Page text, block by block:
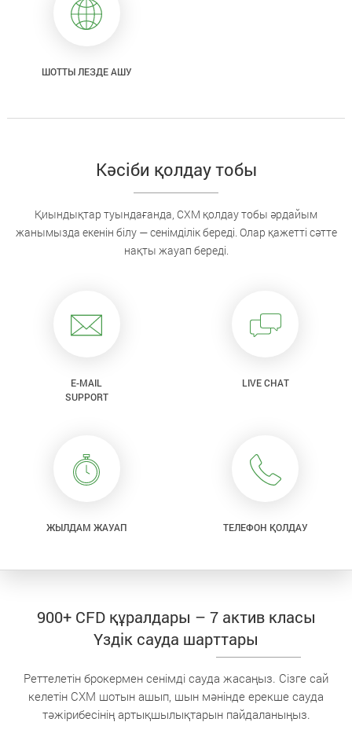
ШОТТЫ ЛЕЗДЕ АШУ
Кәсіби қолдау тобы
Қиындықтар туындағанда, CXM қолдау тобы әрдайым
жанымызда екенін білу — сенімділік береді. Олар қажетті сәтте
нақты жауап береді.
E-MAIL
SUPPORT
LIVE CHAT
ЖЫЛДАМ ЖАУАП ТЕЛЕФОН ҚОЛДАУ
900+ CFD құралдары – 7 актив класы
Үздік сауда шарттары
Реттелетін брокермен сенімді сауда жасаңыз. Сізге сай
келетін CXM шотын ашып, шын мәнінде ерекше сауда
тәжірибесінің артықшылықтарын пайдаланыңыз.